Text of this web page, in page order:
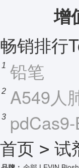
增
畅销排行
1 铅笔
2 A549人
3
首页 > 试